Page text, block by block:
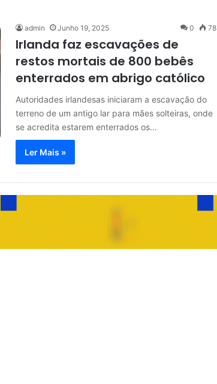
admin Junho 19, 2025 0 78
Irlanda faz escavações de
restos mortais de 800 bebês
enterrados em abrigo católico
Autoridades irlandesas iniciaram a escavação do
terreno de um antigo lar para mães solteiras, onde
se acredita estarem enterrados os…
Ler Mais »